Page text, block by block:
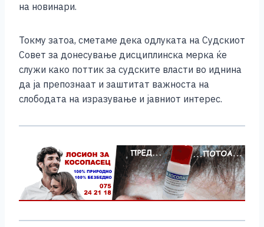
на новинари.
Токму затоа, сметаме дека одлуката на Судскиот
Совет за донесување дисциплинска мерка ќе
служи како поттик за судските власти во иднина
да ја препознаат и заштитат важноста на
слободата на изразување и јавниот интерес.